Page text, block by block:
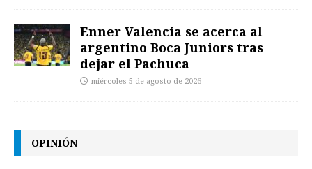
Enner Valencia se acerca al
argentino Boca Juniors tras
dejar el Pachuca
miércoles 5 de agosto de 2026
OPINIÓN